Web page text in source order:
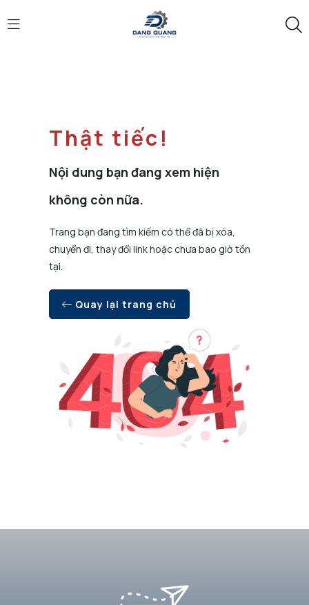
Thật tiếc!
Nội dung bạn đang xem hiện
không còn nữa.
Trang bạn đang tìm kiếm có thể đã bị xóa,
chuyển đi, thay đổi link hoặc chưa bao giờ tồn
tại.
Quay lại trang chủ